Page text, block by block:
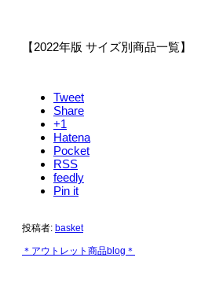
【2022年版 サイズ別商品一覧】
Tweet
Share
+1
Hatena
Pocket
RSS
feedly
Pin it
投稿者: basket
＊アウトレット商品blog＊